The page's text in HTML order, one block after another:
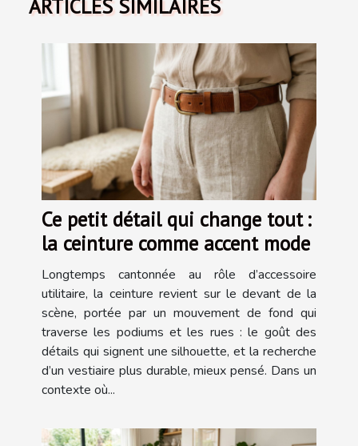
ARTICLES SIMILAIRES
Ce petit détail qui change tout :
la ceinture comme accent mode
Longtemps cantonnée au rôle d’accessoire
utilitaire, la ceinture revient sur le devant de la
scène, portée par un mouvement de fond qui
traverse les podiums et les rues : le goût des
détails qui signent une silhouette, et la recherche
d’un vestiaire plus durable, mieux pensé. Dans un
contexte où...